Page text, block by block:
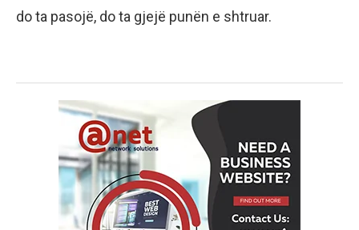
do ta pasojë, do ta gjejë punën e shtruar.